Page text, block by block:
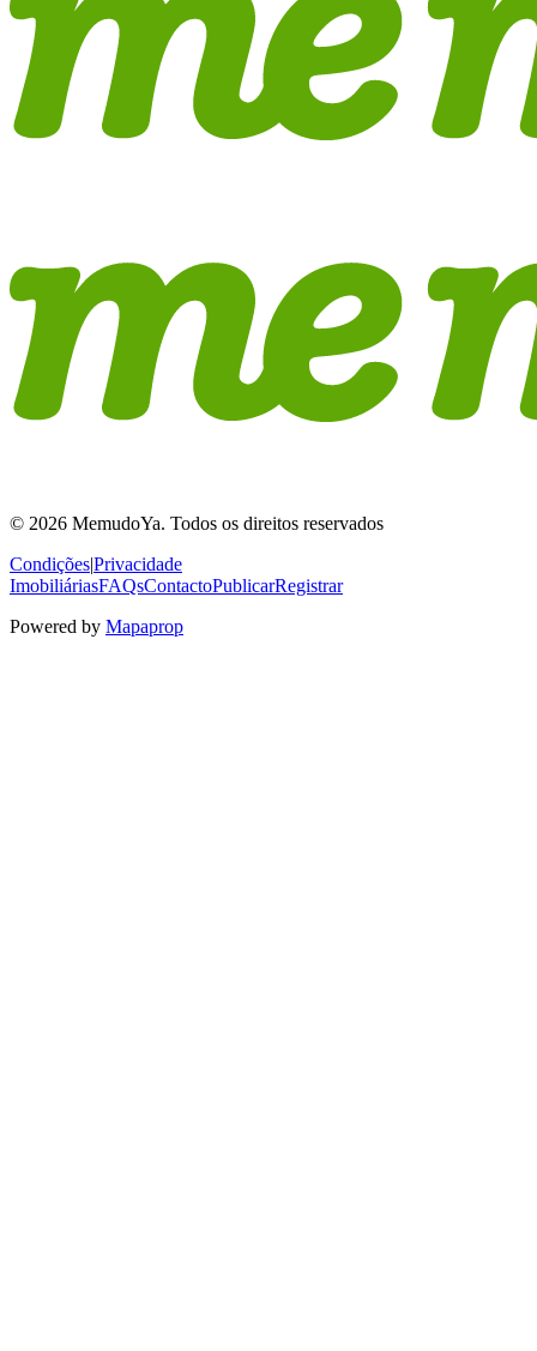
© 2026 MemudoYa. Todos os direitos reservados
Condições|Privacidade
ImobiliáriasFAQsContactoPublicarRegistrar
Powered by Mapaprop